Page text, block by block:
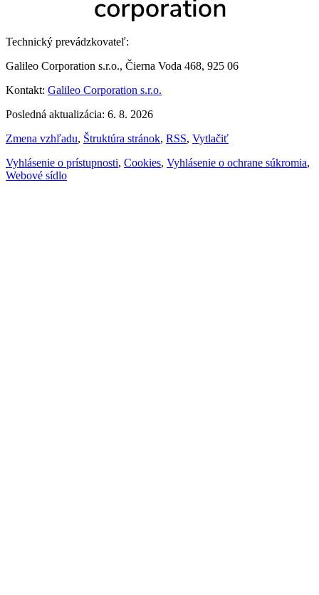
Technický prevádzkovateľ:
Galileo Corporation s.r.o., Čierna Voda 468, 925 06
Kontakt: Galileo Corporation s.r.o.
Posledná aktualizácia: 6. 8. 2026
Zmena vzhľadu, Štruktúra stránok, RSS, Vytlačiť
Vyhlásenie o prístupnosti, Cookies, Vyhlásenie o ochrane súkromia,
Webové sídlo